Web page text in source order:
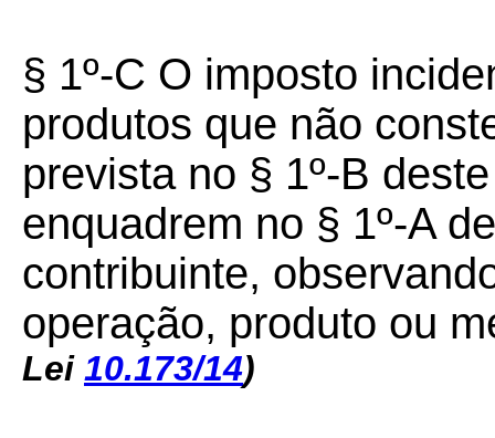
§ 1º-C O imposto
produtos que não
prevista no § 1º-B
enquadrem no § 1º-A
contribuinte,
operação, produto ou
Lei 10.173/14)